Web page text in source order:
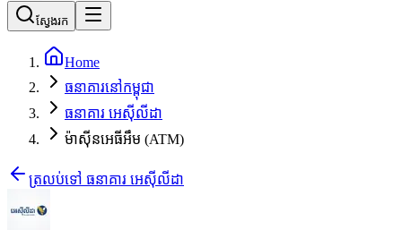
ស្វែងរក
Home
ធនាគារនៅកម្ពុជា
ធនាគារ អេស៊ីលីដា
ម៉ាស៊ីនអេធីអឹម (ATM)
ត្រលប់ទៅ ធនាគារ អេស៊ីលីដា